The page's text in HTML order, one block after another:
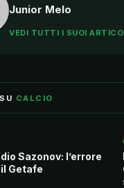
Junior Melo
VEDI TUTTI I SUOI
CALCIO
Sazonov: l’errore
Getafe